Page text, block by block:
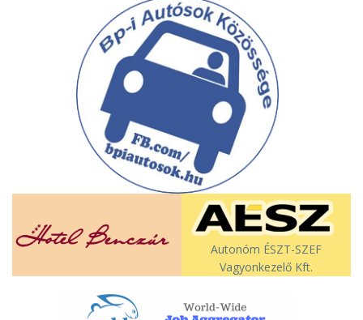
Autonóm ÉSZT-SZEF
Vagyonkezelő Kft.